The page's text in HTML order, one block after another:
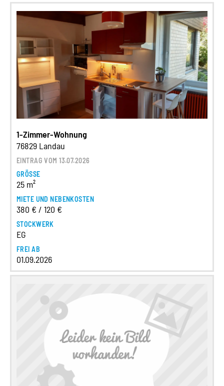
1-Zimmer-Wohnung
76829 Landau
EINTRAG VOM 13.07.2026
GRÖSSE
25 m²
MIETE UND NEBENKOSTEN
380 € / 120 €
STOCKWERK
EG
FREI AB
01.09.2026